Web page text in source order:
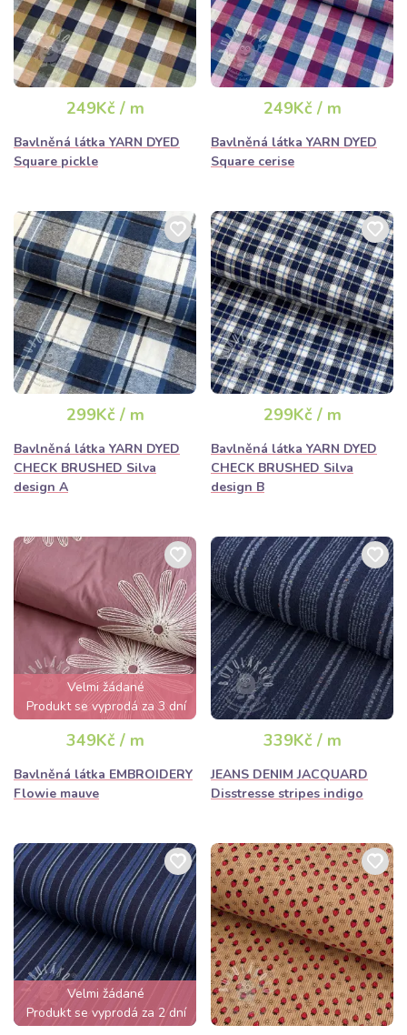
249Kč / m
Bavlněná látka YARN DYED
Square pickle
249Kč / m
Bavlněná látka YARN DYED
Square cerise
299Kč / m
Bavlněná látka YARN DYED
CHECK BRUSHED Silva
design A
299Kč / m
Bavlněná látka YARN DYED
CHECK BRUSHED Silva
design B
Velmi žádané
Produkt se vyprodá za 3 dní
349Kč / m
Bavlněná látka EMBROIDERY
Flowie mauve
339Kč / m
JEANS DENIM JACQUARD
Disstresse stripes indigo
Velmi žádané
Produkt se vyprodá za 2 dní